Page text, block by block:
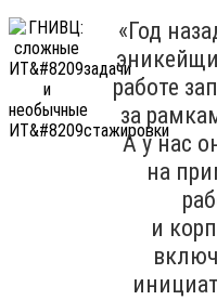
«Год
работе
за
А у нас
на
и